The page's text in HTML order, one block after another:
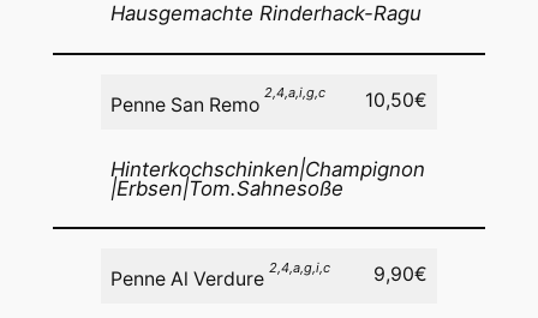
Hausgemachte Rinderhack-Ragu
Penne San Remo
2,4,a,i,g,c 10,50€
Hinterkochschinken|Champignon
|Erbsen|Tom.Sahnesoße
Penne Al Verdure
2,4,a,g,i,c 9,90€